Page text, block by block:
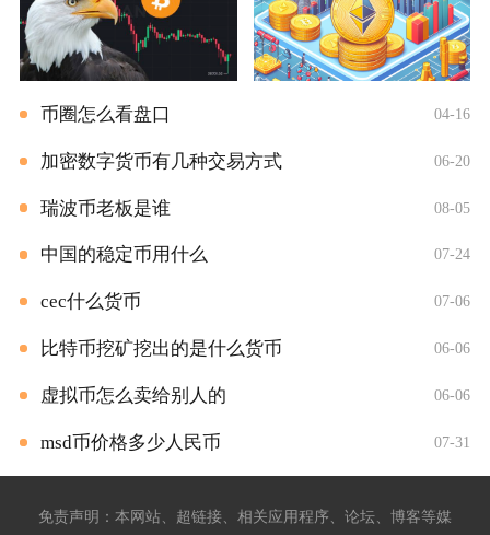
币圈怎么看盘口 04-16
加密数字货币有几种交易方式 06-20
瑞波币老板是谁 08-05
中国的稳定币用什么 07-24
cec什么货币 07-06
比特币挖矿挖出的是什么货币 06-06
虚拟币怎么卖给别人的 06-06
msd币价格多少人民币 07-31
免责声明：本网站、超链接、相关应用程序、论坛、博客等媒